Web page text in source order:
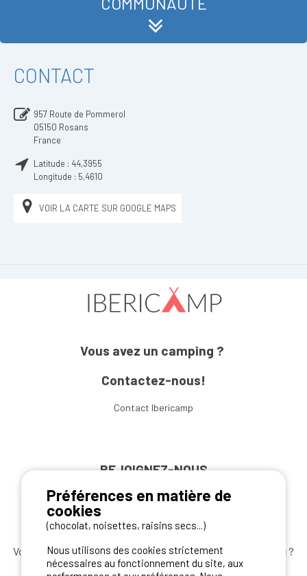
CONTACT
957 Route de Pommerol
05150 Rosans
France
Latitude : 44,3955
Longitude : 5,4610
VOIR LA CARTE SUR GOOGLE MAPS
Vous avez un camping ?
Contactez-nous!
Contact Ibericamp
REJOIGNEZ-NOUS
Vous souhaitez bénéficier desmeilleures offres camping ?
Abonnez-vous à la newsletterdès aujourd'hui
Préférences en matière de
cookies
(chocolat, noisettes, raisins secs...)
Nous utilisons des cookies strictement
nécessaires au fonctionnement du site, aux